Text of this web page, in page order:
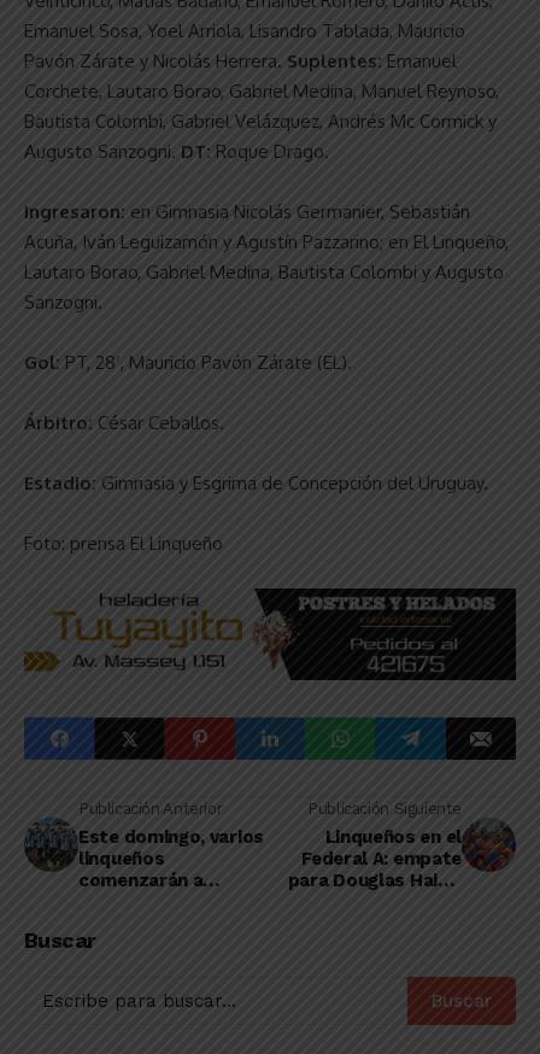
Emanuel Sosa, Yoel Arriola, Lisandro Tablada, Mauricio
Pavón Zárate y Nicolás Herrera. Suplentes: Emanuel
Corchete, Lautaro Borao, Gabriel Medina, Manuel Reynoso,
Bautista Colombi, Gabriel Velázquez, Andrés Mc Cormick y
Augusto Sanzogni. DT: Roque Drago.
Ingresaron: en Gimnasia Nicolás Germanier, Sebastián
Acuña, Iván Leguizamón y Agustín Pazzarino; en El Linqueño,
Lautaro Borao, Gabriel Medina, Bautista Colombi y Augusto
Sanzogni.
Gol: PT, 28’, Mauricio Pavón Zárate (EL).
Árbitro: César Ceballos.
Estadio: Gimnasia y Esgrima de Concepción del Uruguay.
Foto: prensa El Linqueño
Publicación Anterior
Este domingo, varios
linqueños
comenzarán a
de General Villegas
Publicación Siguiente
Linqueños en el
Federal A: empate
para Douglas Haig y
Buscar
Buscar